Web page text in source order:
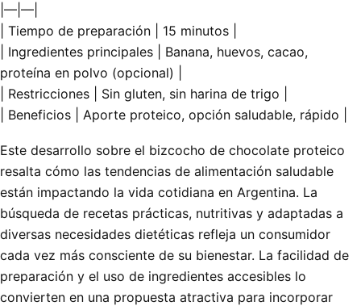
|—|—|
| Tiempo de preparación | 15 minutos |
| Ingredientes principales | Banana, huevos, cacao,
proteína en polvo (opcional) |
| Restricciones | Sin gluten, sin harina de trigo |
| Beneficios | Aporte proteico, opción saludable, rápido |
Este desarrollo sobre el bizcocho de chocolate proteico
resalta cómo las tendencias de alimentación saludable
están impactando la vida cotidiana en Argentina. La
búsqueda de recetas prácticas, nutritivas y adaptadas a
diversas necesidades dietéticas refleja un consumidor
cada vez más consciente de su bienestar. La facilidad de
preparación y el uso de ingredientes accesibles lo
convierten en una propuesta atractiva para incorporar